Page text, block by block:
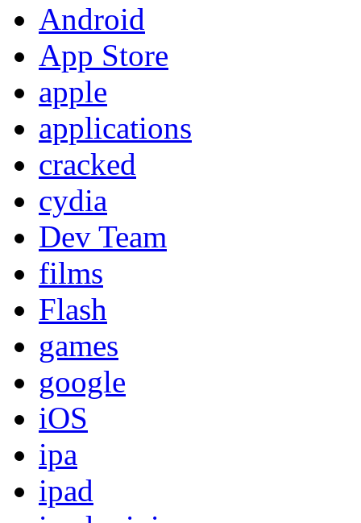
Android
App Store
apple
applications
cracked
cydia
Dev Team
films
Flash
games
google
iOS
ipa
ipad